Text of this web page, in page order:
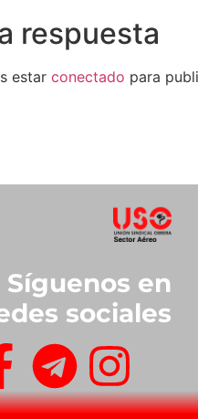
respuesta
estar conectado para
Síguenos en
sociales